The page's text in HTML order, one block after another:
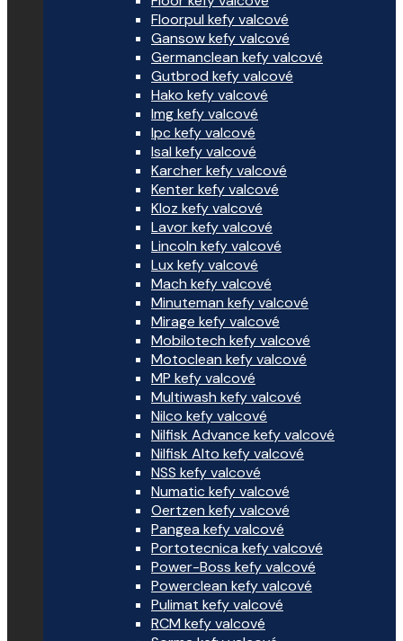
Floorpul kefy valcové
Gansow kefy valcové
Germanclean kefy valcové
Gutbrod kefy valcové
Hako kefy valcové
Img kefy valcové
Ipc kefy valcové
Isal kefy valcové
Karcher kefy valcové
Kenter kefy valcové
Kloz kefy valcové
Lavor kefy valcové
Lincoln kefy valcové
Lux kefy valcové
Mach kefy valcové
Minuteman kefy valcové
Mirage kefy valcové
Mobilotech kefy valcové
Motoclean kefy valcové
MP kefy valcové
Multiwash kefy valcové
Nilco kefy valcové
Nilfisk Advance kefy valcové
Nilfisk Alto kefy valcové
NSS kefy valcové
Numatic kefy valcové
Oertzen kefy valcové
Pangea kefy valcové
Portotecnica kefy valcové
Power-Boss kefy valcové
Powerclean kefy valcové
Pulimat kefy valcové
RCM kefy valcové